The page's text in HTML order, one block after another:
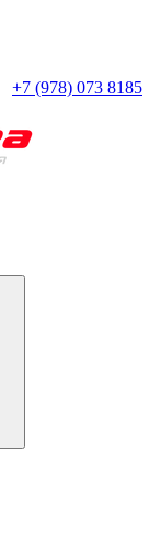
+7 (978) 073 8185